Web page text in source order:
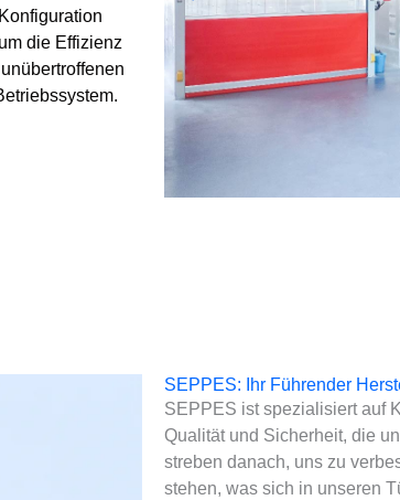
die Effizienz
SEPPES: Ihr Führender
SEPPES ist spezialisiert auf
Qualität und Sicherheit, die
streben danach, uns zu
stehen, was sich in unseren